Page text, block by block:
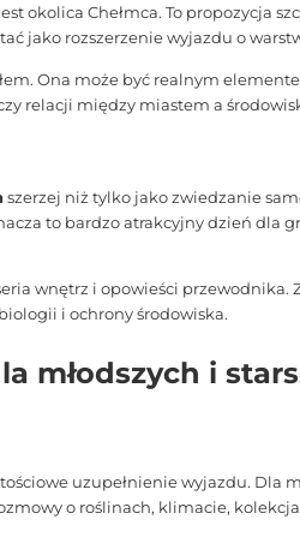
Chełmca. To propozycja
jako rozszerzenie wyjazdu o
Ona może być realnym
relacji między miastem a
szerzej niż tylko jako zwiedzanie
to bardzo atrakcyjny dzień dla
wnętrz i opowieści przewodnika.
i ochrony środowiska.
młodszych i
uzupełnienie wyjazdu. Dla
o roślinach, klimacie,